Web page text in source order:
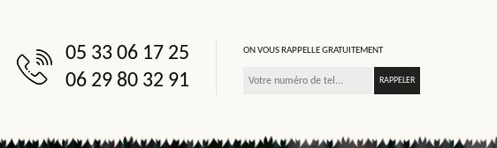
05 33 06 17 25
06 29 80 32 91
ON VOUS RAPPELLE GRATUITEMENT